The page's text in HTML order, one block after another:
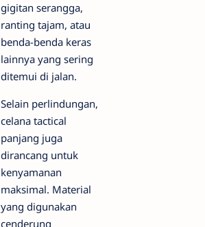
gigitan serangga,
ranting tajam, atau
benda-benda keras
lainnya yang sering
ditemui di jalan.
Selain perlindungan,
celana tactical
panjang juga
dirancang untuk
kenyamanan
maksimal. Material
yang digunakan
cenderung